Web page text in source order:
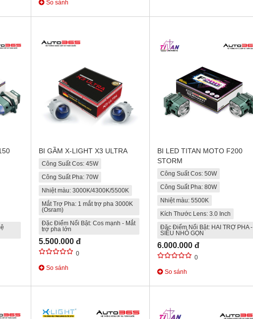
So sánh
BI GẦM X-LIGHT X3 ULTRA
Công Suất Cos: 45W
Công Suất Pha: 70W
Nhiệt màu: 3000K/4300K/5500K
Mắt Trợ Pha: 1 mắt trợ pha 3000K
(Osram)
Đặc Điểm Nổi Bật: Cos mạnh - Mắt
trợ pha lớn
5.500.000 đ
0
So sánh
BI LED TITAN MOTO F200
STORM
Công Suất Cos: 50W
Công Suất Pha: 80W
Nhiệt màu: 5500K
Kích Thước Lens: 3.0 Inch
Đặc Điểm Nổi Bật: HAI TRỢ PHA -
SIÊU NHỎ GỌN
6.000.000 đ
0
So sánh